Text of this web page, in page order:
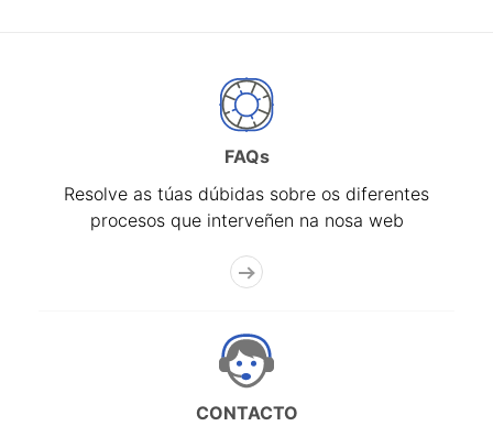
FAQs
Resolve as túas dúbidas sobre os diferentes
procesos que interveñen na nosa web
CONTACTO